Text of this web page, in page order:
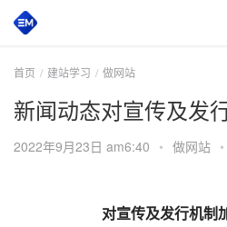
首页 建站学习 做网站
新闻动态对宣传及发
2022年9月23日 am6:40 • 做网站 •
对宣传及发行机制